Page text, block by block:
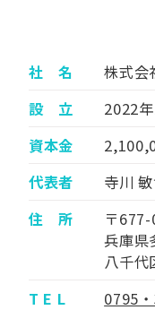
社 名
株式会
設 立
2022
資本金
代表者
寺川
住 所
〒
兵庫県
八千代
T E L
0795